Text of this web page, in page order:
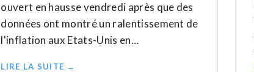
ouvert en hausse vendredi après que des
données ont montré un ralentissement de
l'inflation aux Etats-Unis en…
LIRE LA SUITE →